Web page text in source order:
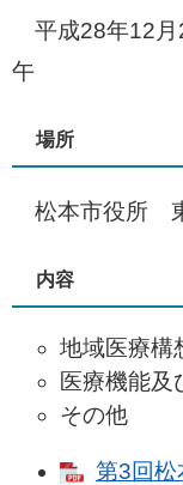
平成28年12月
午
場所
松本市役所
内容
地域医療構
医療機能及
その他
第3回松